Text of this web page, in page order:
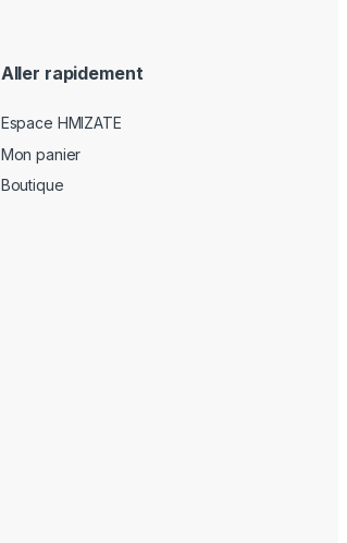
Aller rapidement
Espace HMIZATE
Mon panier
Boutique